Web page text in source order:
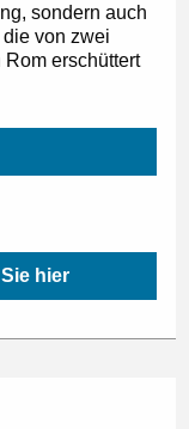
sondern auch
von zwei
erschüttert
hier